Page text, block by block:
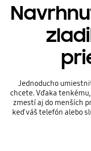
Jednoducho
chcete. Vďaka
zmestí aj do menších
keď váš telefón alebo